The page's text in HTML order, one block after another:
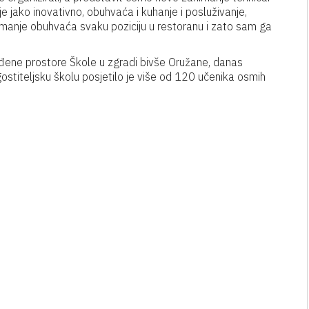
jako inovativno, obuhvaća i kuhanje i posluživanje,
obuhvaća svaku poziciju u restoranu i zato sam ga
prostore Škole u zgradi bivše Oružane, danas
školu posjetilo je više od 120 učenika osmih